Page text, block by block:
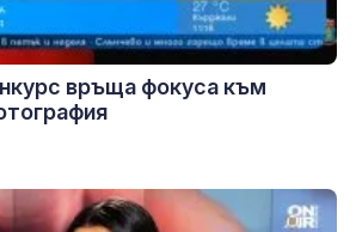
връща фокуса към